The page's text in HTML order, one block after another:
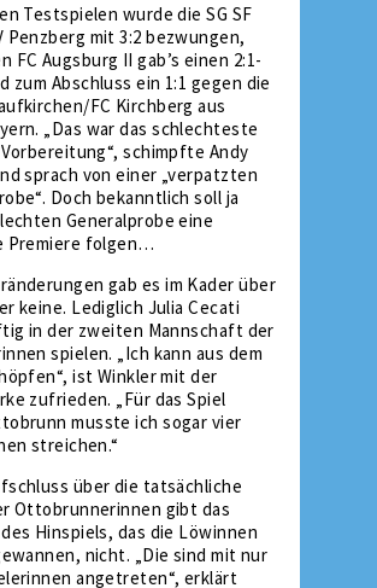
Testspielen wurde die SG SF
Penzberg mit 3:2 bezwungen,
FC Augsburg II gab’s einen 2:1-
zum Abschluss ein 1:1 gegen die
FC Kirchberg aus
„Das war das schlechteste
schimpfte Andy
sprach von einer „verpatzten
Doch bekanntlich soll ja
Generalprobe eine
Premiere folgen…
gab es im Kader über
keine. Lediglich Julia Cecati
in der zweiten Mannschaft der
spielen. „Ich kann aus dem
ist Winkler mit der
zufrieden. „Für das Spiel
musste ich sogar vier
streichen.“
über die tatsächliche
Ottobrunnerinnen gibt das
Hinspiels, das die Löwinnen
nicht. „Die sind mit nur
angetreten“, erklärt